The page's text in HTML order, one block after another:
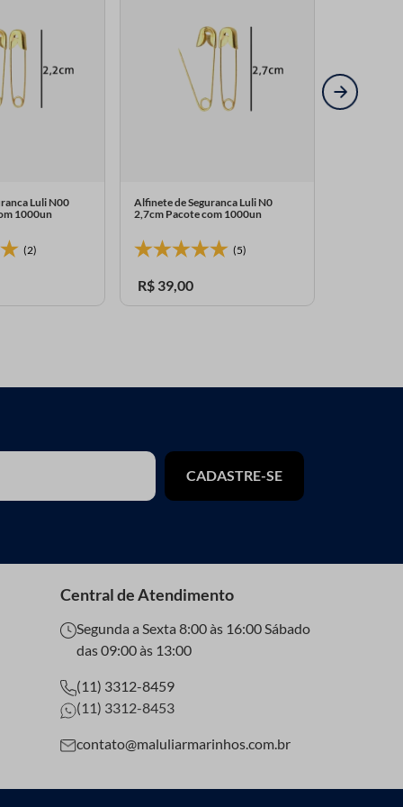
Luli N00
1000un
(2)
Alfinete de Seguranca Luli N0
2,7cm Pacote com 1000un
(5)
R$ 39,00
CADASTRE-SE
Central de Atendimento
Segunda a Sexta 8:00 às 16:00 Sábado
das 09:00 às 13:00
(11) 3312-8459
(11) 3312-8453
contato@maluliarmarinhos.com.br